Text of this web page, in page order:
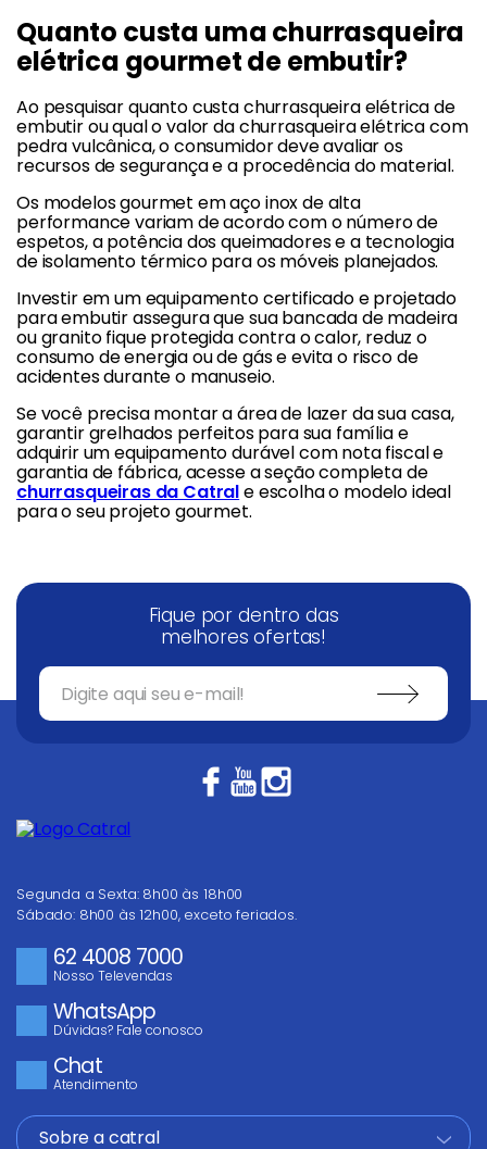
Quanto custa uma churrasqueira
elétrica gourmet de embutir?
Ao pesquisar quanto custa churrasqueira elétrica de
embutir ou qual o valor da churrasqueira elétrica com
pedra vulcânica, o consumidor deve avaliar os
recursos de segurança e a procedência do material.
Os modelos gourmet em aço inox de alta
performance variam de acordo com o número de
espetos, a potência dos queimadores e a tecnologia
de isolamento térmico para os móveis planejados.
Investir em um equipamento certificado e projetado
para embutir assegura que sua bancada de madeira
ou granito fique protegida contra o calor, reduz o
consumo de energia ou de gás e evita o risco de
acidentes durante o manuseio.
Se você precisa montar a área de lazer da sua casa,
garantir grelhados perfeitos para sua família e
adquirir um equipamento durável com nota fiscal e
garantia de fábrica, acesse a seção completa de
churrasqueiras da Catrale escolha o modelo ideal
para o seu projeto gourmet.
Fique por dentro das
melhores ofertas!
Segunda a Sexta: 8h00 às 18h00
Sábado: 8h00 às 12h00, exceto feriados.
62 4008 7000
Nosso Televendas
WhatsApp
Dúvidas? Fale conosco
Chat
Atendimento
Sobre a catral
+